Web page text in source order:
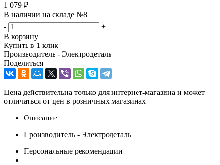
1 079 ₽
В наличии на складе №8
-
+
В корзину
Купить в 1 клик
Производитель - Электродеталь
Поделиться
Цена действительна только для интернет-магазина и может
отличаться от цен в розничных магазинах
Описание
Производитель - Электродеталь
Персональные рекомендации